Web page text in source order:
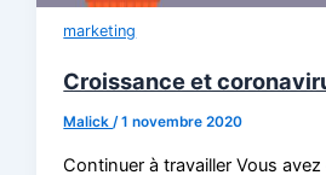
marketing
Croissance et
Malick/1 novembre 2020
Continuer à travailler Vous